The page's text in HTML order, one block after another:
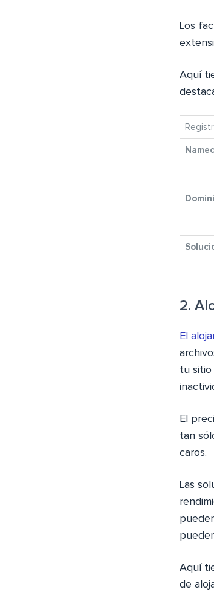
Los
Aquí
2.
El
tu sitio
El
tan
caros.
Las
Aquí
de